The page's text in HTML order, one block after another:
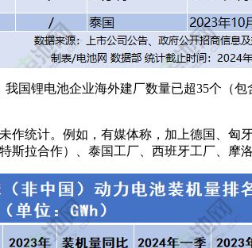
国锂电池企业海外建厂数量已超35个（
统计。例如，有媒体称，加上德国、匈
拉合作）、泰国工厂、西班牙工厂、摩洛